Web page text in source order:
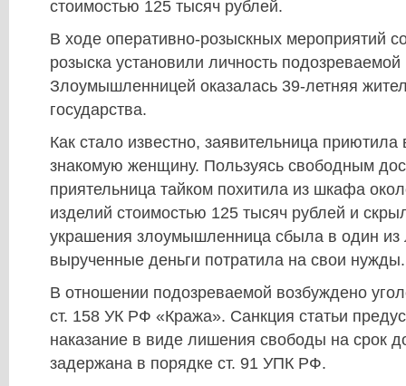
стоимостью 125 тысяч рублей.
В ходе оперативно-розыскных мероприятий
розыска установили личность
Злоумышленницей оказалась 39-летняя
государства.
Как стало известно, заявительница
знакомую женщину. Пользуясь свободным
приятельница тайком похитила из шкафа
изделий стоимостью 125 тысяч рублей и
украшения злоумышленница сбыла в один из
вырученные деньги потратила на свои нужды.
В отношении подозреваемой возбуждено
ст. 158 УК РФ «Кража». Санкция статьи
наказание в виде лишения свободы на срок
задержана в порядке ст. 91 УПК РФ.